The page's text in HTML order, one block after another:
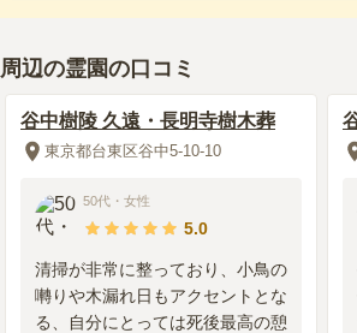
いのでそれなりだと思う格式は高いとおも
配の方が多く丁寧
周辺施設 4.0
墓の手前に花屋があり仏花は用意すること
うそくやお線香も用意できる
20代・女性
総合評価
3.8
周辺の霊園の口コミ
谷中樹陵 久遠・長明寺樹木葬
東京都台東区谷中5-10-10
50代 ・ 女性
5.0
清掃が非常に整っており、小鳥の
囀りや木漏れ日もアクセントとな
る、自分にとっては死後最高の憩